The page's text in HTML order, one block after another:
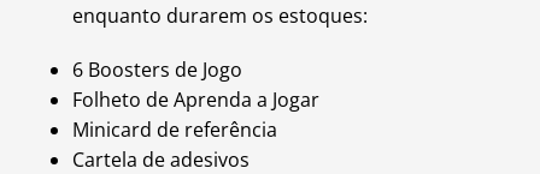
enquanto durarem os estoques:
6 Boosters de Jogo
Folheto de Aprenda a Jogar
Minicard de referência
Cartela de adesivos